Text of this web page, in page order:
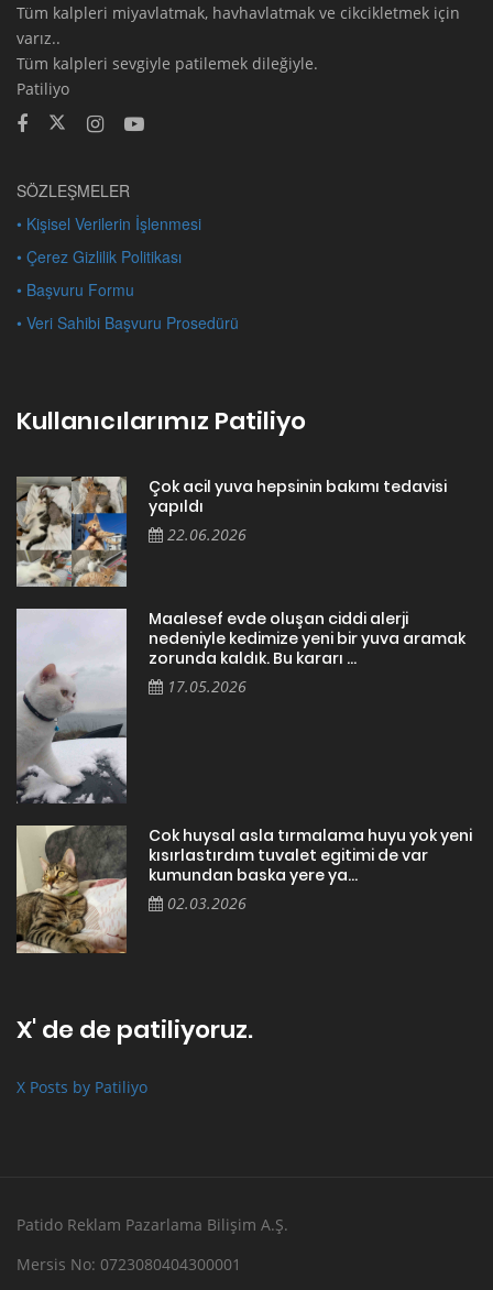
Tüm kalpleri miyavlatmak, havhavlatmak ve cikcikletmek için
varız..
Tüm kalpleri sevgiyle patilemek dileğiyle.
Patiliyo
SÖZLEŞMELER
• Kişisel Verilerin İşlenmesi
• Çerez Gizlilik Politikası
• Başvuru Formu
• Veri Sahibi Başvuru Prosedürü
Kullanıcılarımız Patiliyo
Çok acil yuva hepsinin bakımı tedavisi
yapıldı
22.06.2026
Maalesef evde oluşan ciddi alerji
nedeniyle kedimize yeni bir yuva aramak
zorunda kaldık. Bu kararı ...
17.05.2026
Cok huysal asla tırmalama huyu yok yeni
kısırlastırdım tuvalet egitimi de var
kumundan baska yere ya...
02.03.2026
X' de de patiliyoruz.
X Posts by Patiliyo
Patido Reklam Pazarlama Bilişim A.Ş.
Mersis No: 0723080404300001